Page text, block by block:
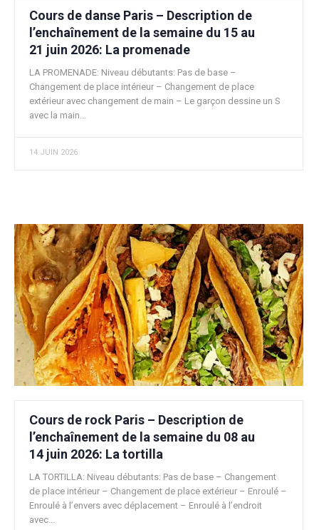
Cours de danse Paris – Description de
l’enchaînement de la semaine du 15 au
21 juin 2026: La promenade
LA PROMENADE: Niveau débutants: Pas de base –
Changement de place intérieur – Changement de place
extérieur avec changement de main – Le garçon dessine un S
avec la main...
14 JUIN 2026
Cours de rock Paris – Description de
l’enchaînement de la semaine du 08 au
14 juin 2026: La tortilla
LA TORTILLA: Niveau débutants: Pas de base – Changement
de place intérieur – Changement de place extérieur – Enroulé –
Enroulé à l’envers avec déplacement – Enroulé à l’endroit
avec...